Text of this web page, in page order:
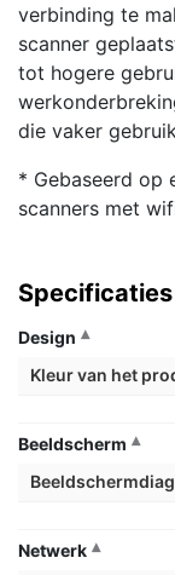
verbinding te
scanner
tot hogere
die vaker
* Gebaseerd op
scanners met
Specificaties
Design
Kleur van het
Beeldscherm
Netwerk